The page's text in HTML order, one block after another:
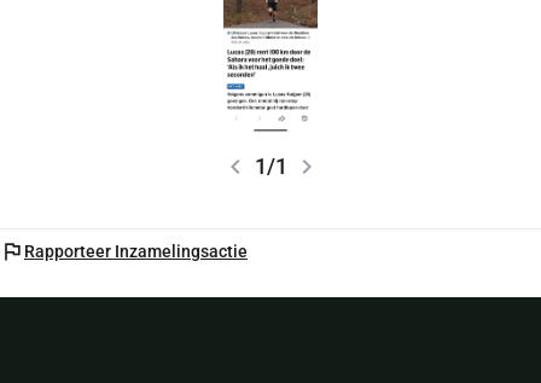
chevron_left 1/1 chevron_right
flag Rapporteer Inzamelingsactie